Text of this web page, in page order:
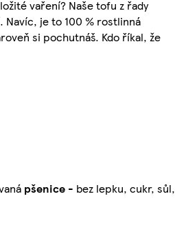
vaření? Naše tofu z řady
je to 100 % rostlinná
si pochutnáš. Kdo říkal, že
pšenice - bez lepku, cukr, sůl,